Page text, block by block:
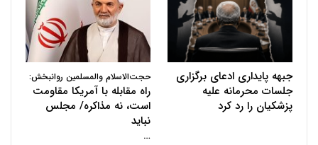
جبهه پایداری ادعای برگزاری
جلسات محرمانه علیه
پزشکیان را رد کرد
حجت‌الاسلام والمسلمین روانبخش:
راه مقابله با آمریکا مقاومت
است، نه مذاکره/ مجلس
نباید
…